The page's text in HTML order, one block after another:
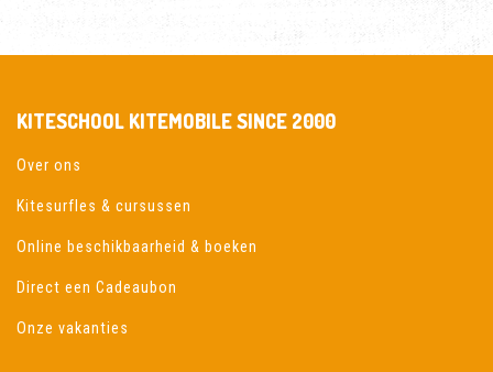
KITESCHOOL KITEMOBILE SINCE 2000
Over ons
Kitesurfles & cursussen
Online beschikbaarheid & boeken
Direct een Cadeaubon
Onze vakanties